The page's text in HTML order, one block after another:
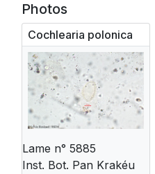
Photos
Cochlearia polonica
Lame n° 5885
Inst. Bot. Pan Krakéu